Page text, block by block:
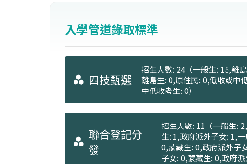
相關醫療產業：如藥局、醫療器材、生物科技
有人事管理、財務會計、企劃專案及業務行銷
（文由嘉南藥理大學醫務管理系提供）
入學管道錄取標準
四技甄選
招生人數: 24（一般生: 15,離
離島生: 0,原住民: 0,低收或中
中低收考生: 0）
聯合登記分
發
招生人數: 11（一般生:
生: 1,政府派外子女: 1,
0,蒙藏生: 0,政府派外子
子女: 0,蒙藏生: 0,政府派